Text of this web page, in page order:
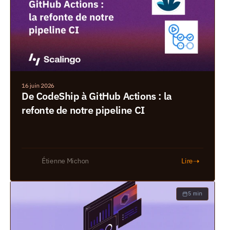
16 juin 2026
De CodeShip à GitHub Actions : la
refonte de notre pipeline CI
Étienne Michon Lire➝
5 min